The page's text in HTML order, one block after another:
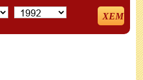
XEM